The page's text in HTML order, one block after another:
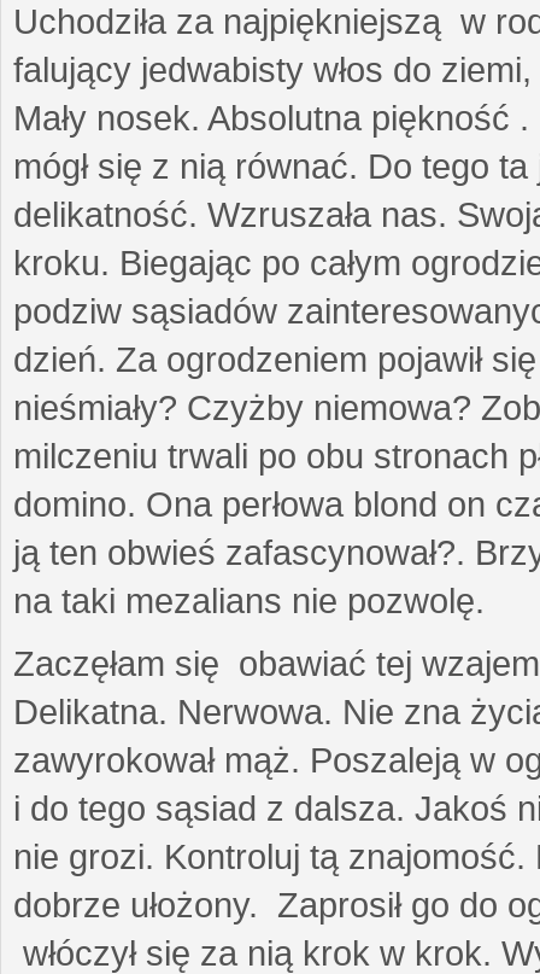
Uchodziła za najpiękniejszą w
falujący jedwabisty włos do
Mały nosek. Absolutna piękność
mógł się z nią równać. Do tego
delikatność. Wzruszała nas.
kroku. Biegając po całym
podziw sąsiadów
dzień. Za ogrodzeniem pojawił
nieśmiały? Czyżby niemowa?
milczeniu trwali po obu stronach
domino. Ona perłowa blond on
ją ten obwieś zafascynował?.
na taki mezalians nie pozwolę.
Zaczęłam się obawiać tej
Delikatna. Nerwowa. Nie zna
zawyrokował mąż. Poszaleją w
i do tego sąsiad z dalsza. Jakoś
nie grozi. Kontroluj tą
dobrze ułożony. Zaprosił go do
włóczył się za nią krok w krok.